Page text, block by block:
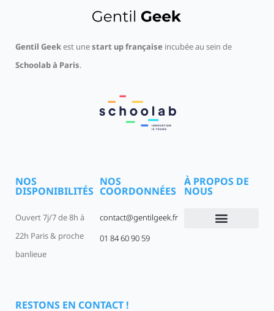
Gentil Geekest unestart up française incubée au sein de
Schoolab à Paris.
NOS
DISPONIBILITÉS
Ouvert 7j/7 de 8h à
22h Paris & proche
banlieue
NOS
COORDONNÉES
contact@gentilgeek.fr
01 84 60 90 59
À PROPOS DE
NOUS
RESTONS EN CONTACT !